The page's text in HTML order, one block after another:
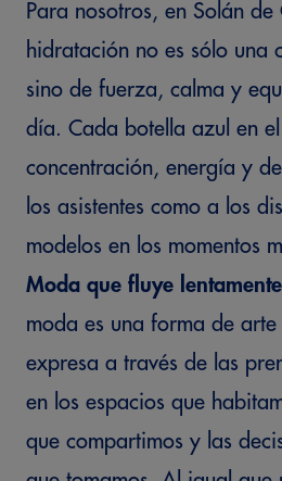
Para nosotros, en Solán de
hidratación no es sólo una
sino de fuerza, calma y
día. Cada botella azul en
concentración, energía y
los asistentes como a los
modelos en los momentos
Moda que fluye
moda es una forma de
expresa a través de las
en los espacios que
que compartimos y las